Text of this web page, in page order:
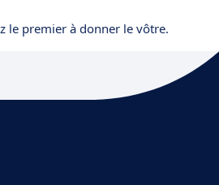
le premier à donner le vôtre.